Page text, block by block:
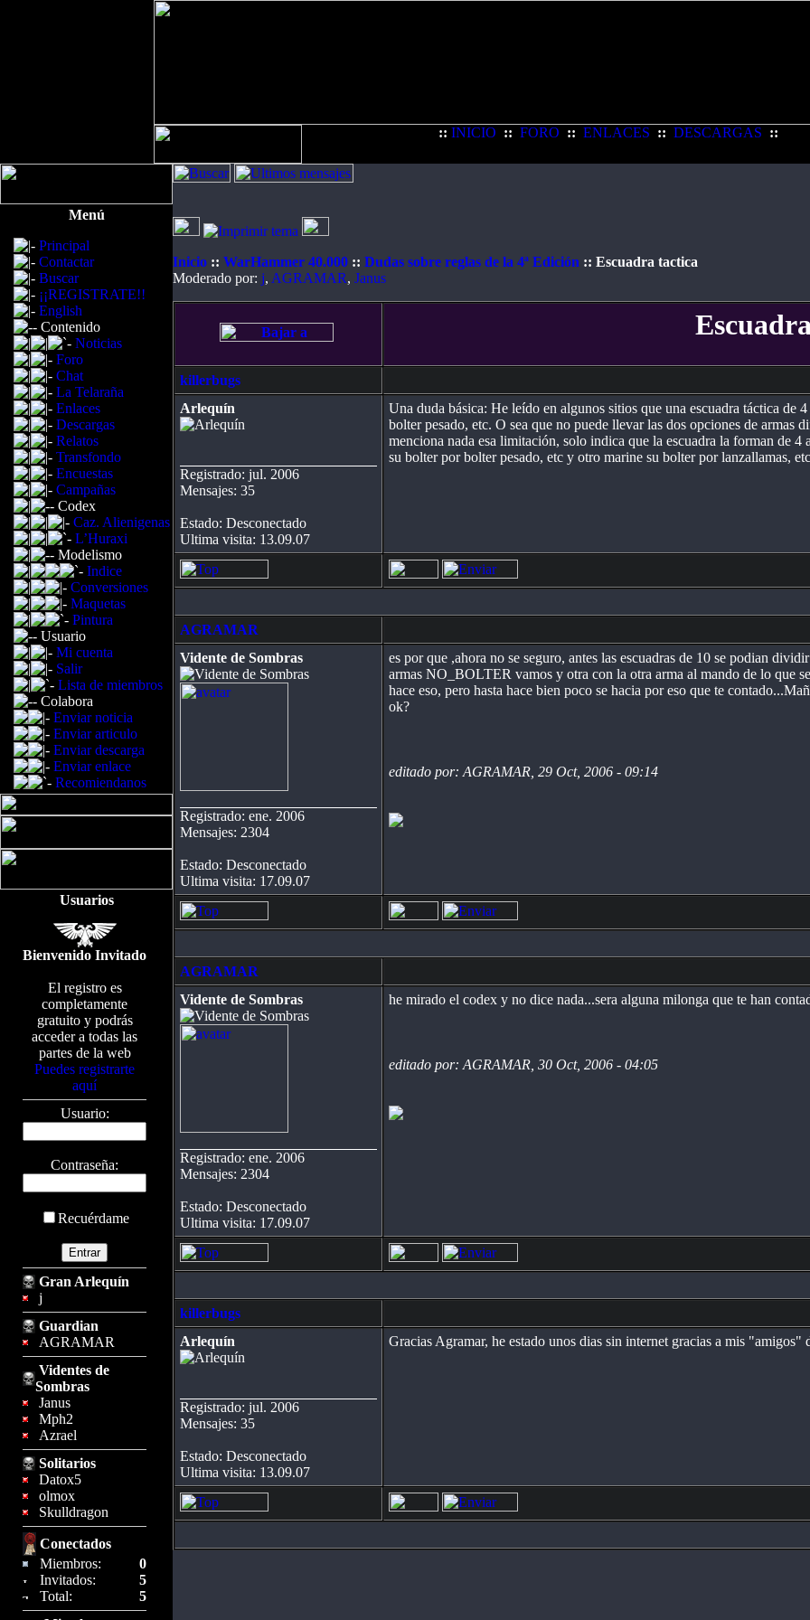
:: INICIO :: FORO :: ENLACES :: DESCARGAS ::
Menú
Principal
Contactar
Buscar
¡¡REGISTRATE!!
English
Contenido
Noticias
Foro
Chat
La Telaraña
Enlaces
Descargas
Relatos
Transfondo
Encuestas
Campañas
Codex
Caz. Alienigenas
L’Huraxi
Modelismo
Indice
Conversiones
Maquetas
Pintura
Usuario
Mi cuenta
Salir
Lista de miembros
Colabora
Enviar noticia
Enviar articulo
Enviar descarga
Enviar enlace
Recomiendanos
Usuarios
Bienvenido Invitado
El registro es
completamente
gratuito y podrás
acceder a todas las
partes de la web
Puedes registrarte
aquí
Usuario:
Contraseña:
Recuérdame
Gran Arlequín
j
Guardian
AGRAMAR
Videntes de
Sombras
Janus
Mph2
Azrael
Solitarios
Datox5
olmox
Skulldragon
Conectados
Miembros:
0
Invitados:
5
Total:
5
Inicio :: WarHammer 40.000 :: Dudas sobre reglas de la 4ª Edición :: Escuadra tactica
Moderado por: j, AGRAMAR, Janus
killerbugs
Arlequín
Registrado: jul. 2006
Mensajes: 35
Estado: Desconectado
Ultima visita: 13.09.07
Una duda básica: He leído en algunos sitios que una escuadra táctica de
bolter pesado, etc. O sea que no puede llevar las dos opciones de armas
menciona nada esa limitación, solo indica que la escuadra la forman de
su bolter por bolter pesado, etc y otro marine su bolter por lanzallamas,
AGRAMAR
Vidente de Sombras
Registrado: ene. 2006
Mensajes: 2304
Estado: Desconectado
Ultima visita: 17.09.07
es por que ,ahora no se seguro, antes las escuadras de 10 se podian
armas NO_BOLTER vamos y otra con la otra arma al mando de lo que
hace eso, pero hasta hace bien poco se hacia por eso que te
ok?
editado por: AGRAMAR, 29 Oct, 2006 - 09:14
AGRAMAR
Vidente de Sombras
Registrado: ene. 2006
Mensajes: 2304
Estado: Desconectado
Ultima visita: 17.09.07
he mirado el codex y no dice nada...sera alguna milonga que te han
editado por: AGRAMAR, 30 Oct, 2006 - 04:05
killerbugs
Arlequín
Registrado: jul. 2006
Mensajes: 35
Estado: Desconectado
Ultima visita: 13.09.07
Gracias Agramar, he estado unos dias sin internet gracias a mis